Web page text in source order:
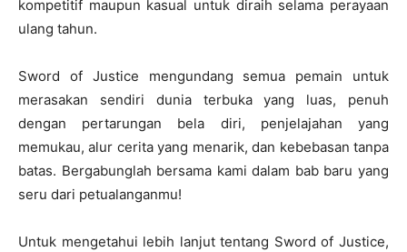
kompetitif maupun kasual untuk diraih selama perayaan
ulang tahun.
Sword of Justice mengundang semua pemain untuk
merasakan sendiri dunia terbuka yang luas, penuh
dengan pertarungan bela diri, penjelajahan yang
memukau, alur cerita yang menarik, dan kebebasan tanpa
batas. Bergabunglah bersama kami dalam bab baru yang
seru dari petualanganmu!
Untuk mengetahui lebih lanjut tentang Sword of Justice,